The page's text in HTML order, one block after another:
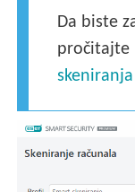
Da biste
pročitajte